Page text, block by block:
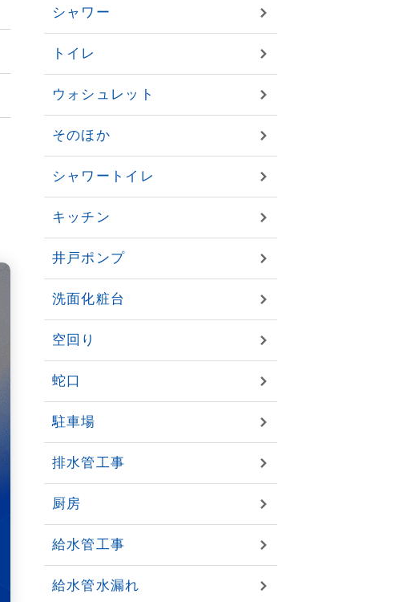
シャワー
トイレ
ウォシュレット
そのほか
シャワートイレ
キッチン
井戸ポンプ
洗面化粧台
空回り
蛇口
駐車場
排水管工事
厨房
給水管工事
給水管水漏れ